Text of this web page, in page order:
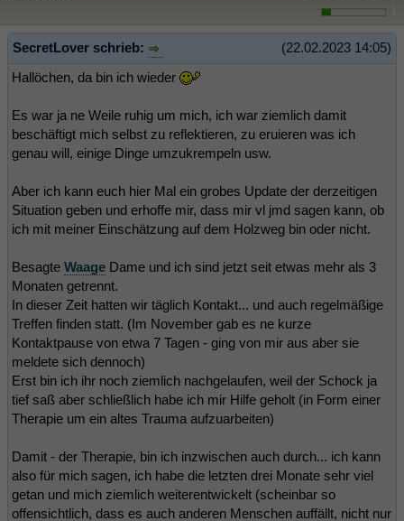
(22.02.2023 14:05)
SecretLover schrieb:
Hallöchen, da bin ich wieder
Es war ja ne Weile ruhig um mich, ich war ziemlich damit
beschäftigt mich selbst zu reflektieren, zu eruieren was ich
genau will, einige Dinge umzukrempeln usw.
Aber ich kann euch hier Mal ein grobes Update der derzeitigen
Situation geben und erhoffe mir, dass mir vl jmd sagen kann, ob
ich mit meiner Einschätzung auf dem Holzweg bin oder nicht.
Besagte Waage Dame und ich sind jetzt seit etwas mehr als 3
Monaten getrennt.
In dieser Zeit hatten wir täglich Kontakt... und auch regelmäßige
Treffen finden statt. (Im November gab es ne kurze
Kontaktpause von etwa 7 Tagen - ging von mir aus aber sie
meldete sich dennoch)
Erst bin ich ihr noch ziemlich nachgelaufen, weil der Schock ja
tief saß aber schließlich habe ich mir Hilfe geholt (in Form einer
Therapie um ein altes Trauma aufzuarbeiten)
Damit - der Therapie, bin ich inzwischen auch durch... ich kann
also für mich sagen, ich habe die letzten drei Monate sehr viel
getan und mich ziemlich weiterentwickelt (scheinbar so
offensichtlich, dass es auch anderen Menschen auffällt, nicht nur